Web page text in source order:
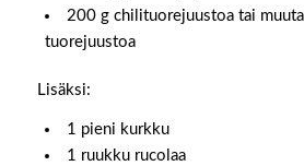
200 g chilituorejuustoa tai
tuorejuustoa
Lisäksi:
1 pieni kurkku
1 ruukku rucolaa